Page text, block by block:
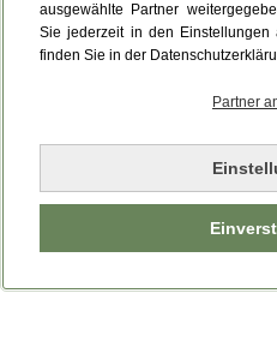
ausgewählte Partner
Sie jederzeit in den Einstellungen
finden Sie in der
Partner
Leider ist ein
Bitte laden Sie